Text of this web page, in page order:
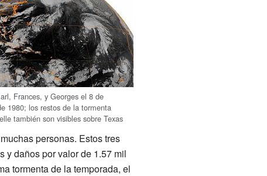
Frances, y Georges el 8 de
1980; los restos de la tormenta
también son visibles sobre Texas
personas. Estos tres
y daños por valor de 1.57 mil
tormenta de la temporada, el